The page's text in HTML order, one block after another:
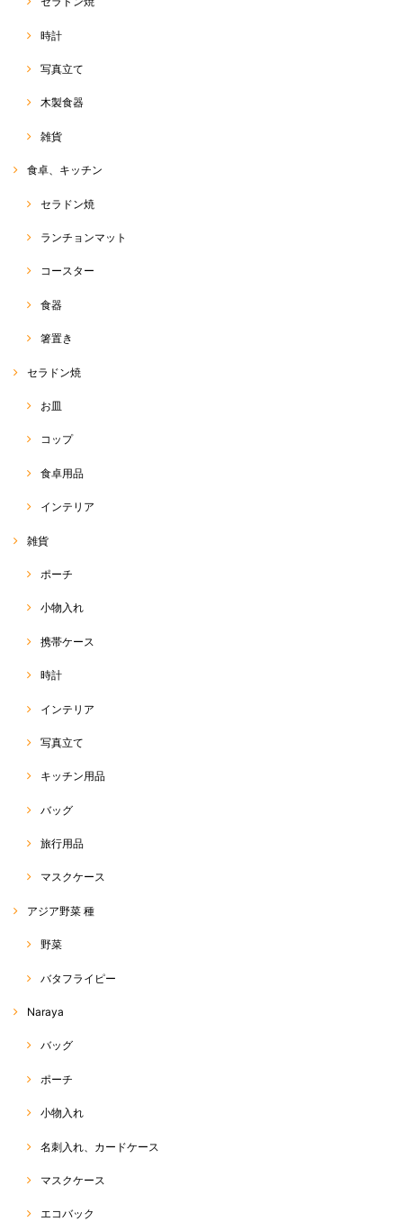
時計
写真立て
木製食器
雑貨
食卓、キッチン
セラドン焼
ランチョンマット
コースター
食器
箸置き
セラドン焼
お皿
コップ
食卓用品
インテリア
雑貨
ポーチ
小物入れ
携帯ケース
時計
インテリア
写真立て
キッチン用品
バッグ
旅行用品
マスクケース
アジア野菜 種
野菜
バタフライピー
Naraya
バッグ
ポーチ
小物入れ
名刺入れ、カードケース
マスクケース
エコバック